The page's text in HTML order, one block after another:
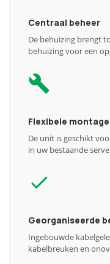
Centraal beheer
De behuizing brengt
behuizing voor een
Flexibele montage
De unit is geschikt
in uw bestaande
Georganiseerde
Ingebouwde
kabelbreuken en